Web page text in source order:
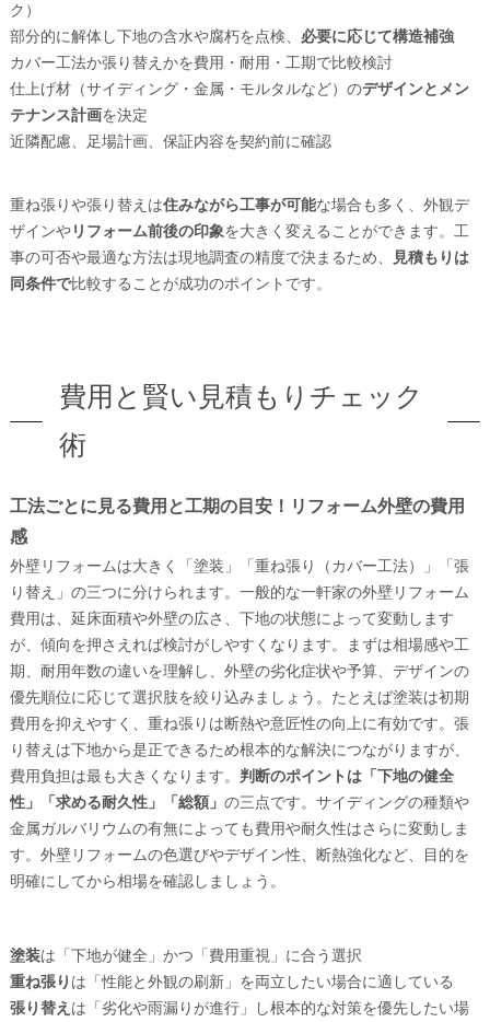
ク）
部分的に解体し下地の含水や腐朽を点検、 必要に応じて構造補強
カバー工法か張り替えかを費用・耐用・工期で比較検討
仕上げ材（サイディング・金属・モルタルなど）のデザインとメン
テナンス計画を決定
近隣配慮、足場計画、保証内容を契約前に確認
重ね張りや張り替えは住みながら工事が可能な場合も多く、外観デ
ザインやリフォーム前後の印象を大きく変えることができます。工
事の可否や最適な方法は現地調査の精度で決まるため、
見積もりは
同条件で比較することが成功のポイントです。
費用と賢い見積もりチェック
術
工法ごとに見る費用と工期の目安！リフォーム外壁の費用
感
外壁リフォームは大きく「塗装」「重ね張り（カバー工法）」「張
り替え」の三つに分けられます。一般的な一軒家の外壁リフォーム
費用は、延床面積や外壁の広さ、下地の状態によって変動します
が、傾向を押さえれば検討がしやすくなります。まずは相場感や工
期、耐用年数の違いを理解し、外壁の劣化症状や予算、デザインの
優先順位に応じて選択肢を絞り込みましょう。たとえば塗装は初期
費用を抑えやすく、重ね張りは断熱や意匠性の向上に有効です。張
り替えは下地から是正できるため根本的な解決につながりますが、
費用負担は最も大きくなります。 判断のポイントは「下地の健全
性」「求める耐久性」「総額」 の三点です。サイディングの種類や
金属ガルバリウムの有無によっても費用や耐久性はさらに変動しま
す。外壁リフォームの色選びやデザイン性、断熱強化など、目的を
明確にしてから相場を確認しましょう。
塗装は「下地が健全」かつ「費用重視」に合う選択
重ね張り は「性能と外観の刷新」を両立したい場合に適している
張り替え は「劣化や雨漏りが進行」し根本的な対策を優先したい場